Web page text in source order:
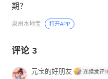
期？
泉州本地宝 打开APP
评论 3
元宝的好朋友